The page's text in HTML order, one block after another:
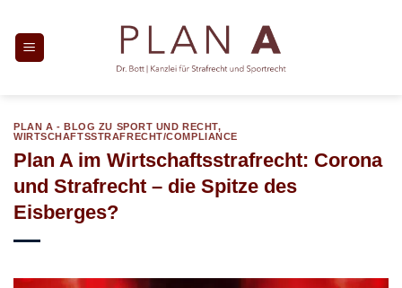
Inhalt
springen
PLAN A - BLOG ZU SPORT UND RECHT,
WIRTSCHAFTSSTRAFRECHT/COMPLIANCE
Plan A im Wirtschaftsstrafrecht: Corona
und Strafrecht – die Spitze des
Eisberges?